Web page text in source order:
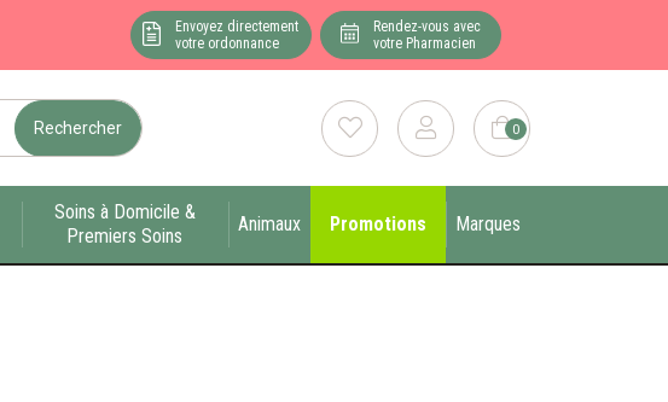
Envoyez directement
votre ordonnance
Rendez-vous avec
votre Pharmacien
0
Rechercher
Soins à Domicile &
Premiers Soins
Animaux Promotions Marques